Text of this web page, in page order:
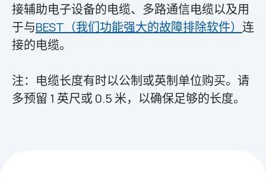
接辅助电子设备的电缆、多路通信电缆以及用
于与BEST（我们功能强大的故障排除软件） 连
接的电缆。
注：电缆长度有时以公制或英制单位购买。请
多预留 1 英尺或 0.5 米，以确保足够的长度。